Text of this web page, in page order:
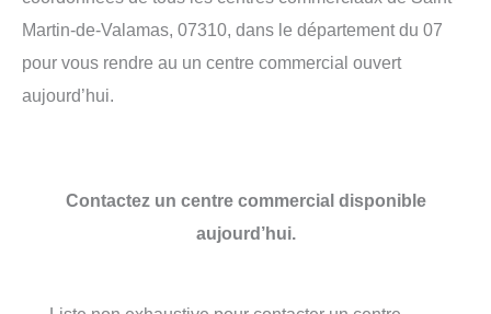
Martin-de-Valamas, 07310, dans le département du 07
pour vous rendre au un centre commercial ouvert
aujourd’hui.
Contactez un centre commercial disponible
aujourd’hui.